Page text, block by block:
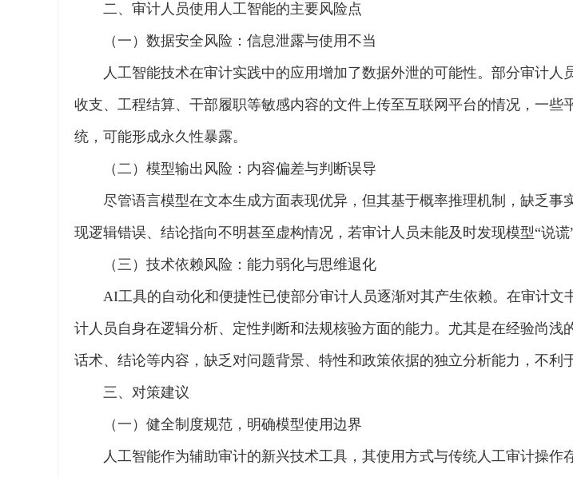
二、审计人员使用人工智能的主要风险点
（一）数据安全风险：信息泄露与使用不当
人工智能技术在审计实践中的应用增加了数据外泄的可能性。部分审计
收支、工程结算、干部履职等敏感内容的文件上传至互联网平台的情况，一
统，可能形成永久性暴露。
（二）模型输出风险：内容偏差与判断误导
尽管语言模型在文本生成方面表现优异，但其基于概率推理机制，缺乏
现逻辑错误、结论指向不明甚至虚构情况，若审计人员未能及时发现模型“说
（三）技术依赖风险：能力弱化与思维退化
AI工具的自动化和便捷性已使部分审计人员逐渐对其产生依赖。在审计
计人员自身在逻辑分析、定性判断和法规核验方面的能力。尤其是在经验尚浅
话术、结论等内容，缺乏对问题背景、特性和政策依据的独立分析能力，不利
三、对策建议
（一）健全制度规范，明确模型使用边界
人工智能作为辅助审计的新兴技术工具，其使用方式与传统人工审计操